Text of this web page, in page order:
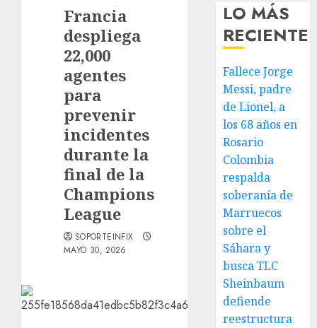
Francia
despliega
22,000
agentes
para
prevenir
incidentes
durante la
final de la
Champions
League
SOPORTEINFIX
MAYO 30, 2026
LO MÁS
RECIENTE
Fallece Jorge
Messi, padre
de Lionel, a
los 68 años en
Rosario
Colombia
respalda
soberanía de
Marruecos
sobre el
Sáhara y
busca TLC
Sheinbaum
defiende
reestructura